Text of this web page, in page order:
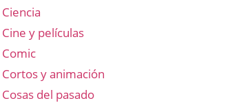
Ciencia
Cine y películas
Comic
Cortos y animación
Cosas del pasado